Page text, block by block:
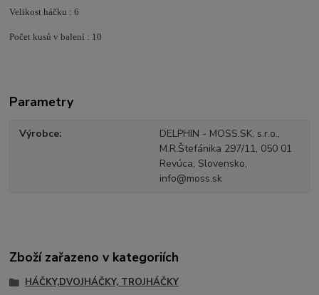
Velikost háčku : 6
Počet kusů v balení : 10
Parametry
Výrobce
DELPHIN - MOSS.SK, s.r.o.,
M.R.Štefánika 297/11, 050 01
Revúca, Slovensko,
info@moss.sk
Zboží zařazeno v kategoriích
HÁČKY,DVOJHÁČKY, TROJHÁČKY